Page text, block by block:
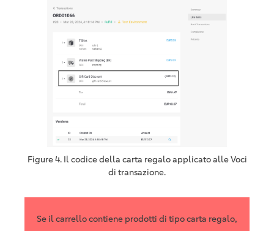
Figure 4. Il codice della carta regalo applicato alle Voci
di transazione.
Se il carrello contiene prodotti di tipo carta regalo,